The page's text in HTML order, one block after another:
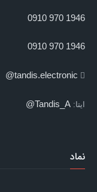
1946 970 0910
1946 970 0910
tandis.electronic@
ایتا: Tandis_A@
نماد